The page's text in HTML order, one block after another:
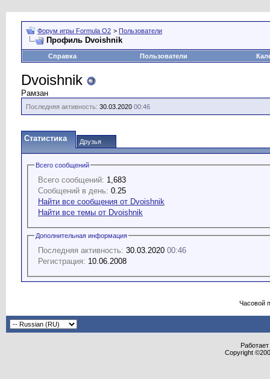
Форум игры Formula O2 > Пользователи
Профиль Dvoishnik
Справка Пользователи
Dvoishnik
Рамзан
Последняя активность: 30.03.2020 00:46
Статистика Друзья
Всего сообщений
Всего сообщений: 1,683
Сообщений в день: 0.25
Найти все сообщения от Dvoishnik
Найти все темы от Dvoishnik
Дополнительная информация
Последняя активность: 30.03.2020 00:46
Регистрация: 10.06.2008
Часовой
Copyright